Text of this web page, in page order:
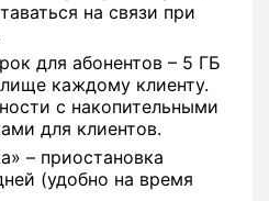
на связи при
для абонентов – 5 ГБ
каждому клиенту.
с накопительными
для клиентов.
– приостановка
(удобно на время